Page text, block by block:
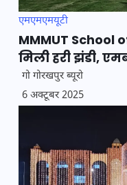
एमएमएमयूटी
MMMUT School
मिली हरी झंडी,
गो गोरखपुर ब्यूरो
6 अक्टूबर 2025